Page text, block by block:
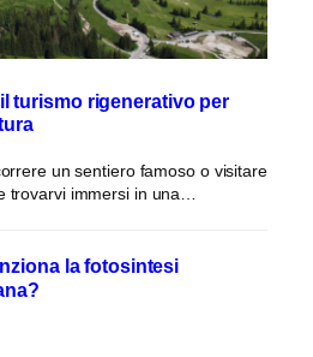
turismo rigenerativo per
un sentiero famoso o visitare
trovarvi immersi in una…
la fotosintesi